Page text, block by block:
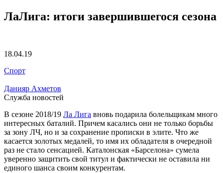
ЛаЛига: итоги завершившегося сезона
18.04.19
Спорт
Данияр Ахметов
Служба новостей
В сезоне 2018/19 Ла Лига вновь подарила болельщикам много
интересных баталий. Причем касались они не только борьбы
за зону ЛЧ, но и за сохранение прописки в элите. Что же
касается золотых медалей, то имя их обладателя в очередной
раз не стало сенсацией. Каталонская «Барселона» сумела
уверенно защитить свой титул и фактически не оставила ни
единого шанса своим конкурентам.